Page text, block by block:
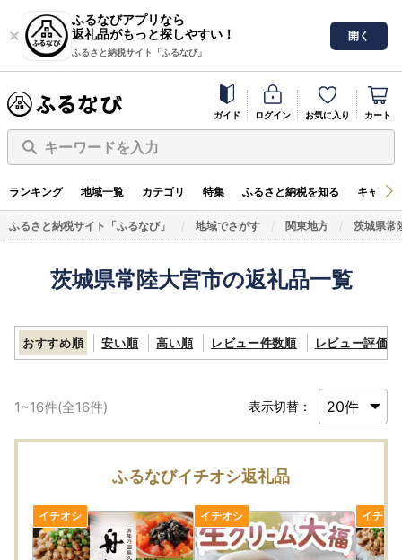
ふるなびアプリなら
返礼品がもっと探しやすい！
ふるさと納税サイト「ふるなび」
開く
ガイド ログイン お気に入り カート
キーワードを入力
ランキング 地域一覧 カテゴリ 特集 ふるさと納税を知る キャン
ふるさと納税サイト「ふるなび」 地域でさがす 関東地方 茨城県常
茨城県常陸大宮市の返礼品一覧
おすすめ順 安い順 高い順 レビュー件数順 レビュー評価順
1~16件(全16件) 表示切替：
ふるなびイチオシ返礼品